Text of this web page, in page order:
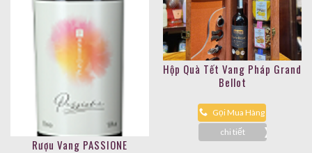
Rượu Vang PASSIONE
Hộp Quà Tết Vang Pháp Grand
Bellot
Gọi Mua Hàng
chi tiết